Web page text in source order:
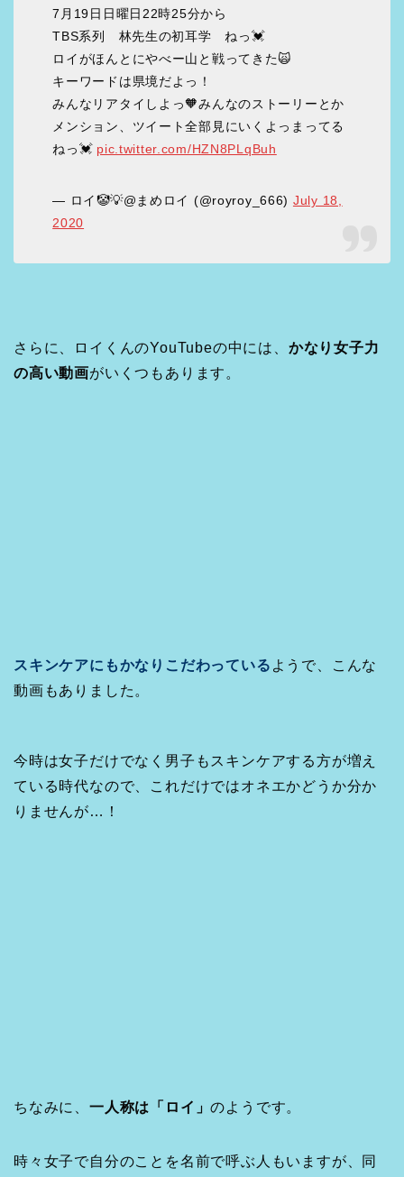
7月19日日曜日22時25分から
TBS系列 林先生の初耳学 ねっ💓
ロイがほんとにやべー山と戦ってきた🙀
キーワードは県境だよっ！
みんなリアタイしよっ🧡みんなのストーリーとか
メンション、ツイート全部見にいくよっまってる
ねっ💓 pic.twitter.com/HZN8PLqBuh
— ロイ🤡💡@まめロイ (@royroy_666) July 18,
2020
さらに、ロイくんのYouTubeの中には、 かなり女子力
の高い動画がいくつもあります。
スキンケアにもかなりこだわっている ようで、こんな
動画もありました。
今時は女子だけでなく男子もスキンケアする方が増え
ている時代なので、これだけではオネエかどうか分か
りませんが…！
ちなみに、 一人称は「ロイ」のようです。
時々女子で自分のことを名前で呼ぶ人もいますが、同